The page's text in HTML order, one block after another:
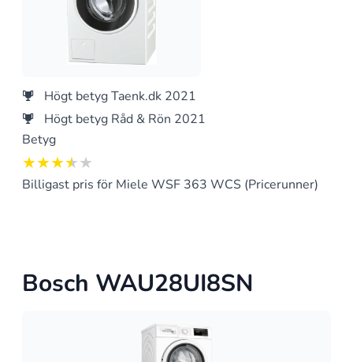
Högt betyg Taenk.dk 2021
Högt betyg Råd & Rön 2021
Betyg
3.5 av 5
Billigast pris för Miele WSF 363 WCS (Pricerunner)
Bosch WAU28UI8SN